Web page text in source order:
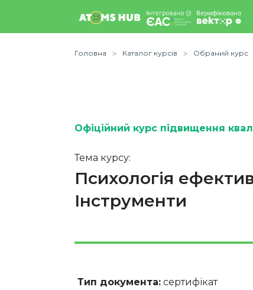
Головна Каталог курсів Обраний курс
Офіційний курс підвищення
Тема курсу:
Психологія
Інструменти
Тип документа: сертифікат